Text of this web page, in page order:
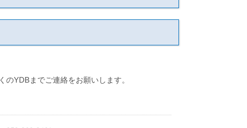
のYDBまでご連絡をお願いします。